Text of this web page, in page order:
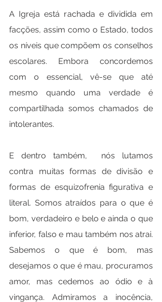
A Igreja está rachada e dividida em
facções, assim como o Estado, todos
os níveis que compõem os conselhos
escolares. Embora concordemos
com o essencial, vê-se que até
mesmo quando uma verdade é
compartilhada somos chamados de
intolerantes.
E dentro também,  nós lutamos
contra muitas formas de divisão e
formas de esquizofrenia figurativa e
literal. Somos atraídos para o que é
bom, verdadeiro e belo e ainda o que
inferior, falso e mau também nos atrai.
Sabemos o que é bom, mas
desejamos o que é mau, procuramos
amor, mas cedemos ao ódio e à
vingança. Admiramos a inocência,